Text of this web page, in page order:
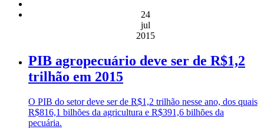
24
jul
2015
PIB agropecuário deve ser de R$1,2
trilhão em 2015
O PIB do setor deve ser de R$1,2 trilhão nesse ano, dos quais
R$816,1 bilhões da agricultura e R$391,6 bilhões da
pecuária.